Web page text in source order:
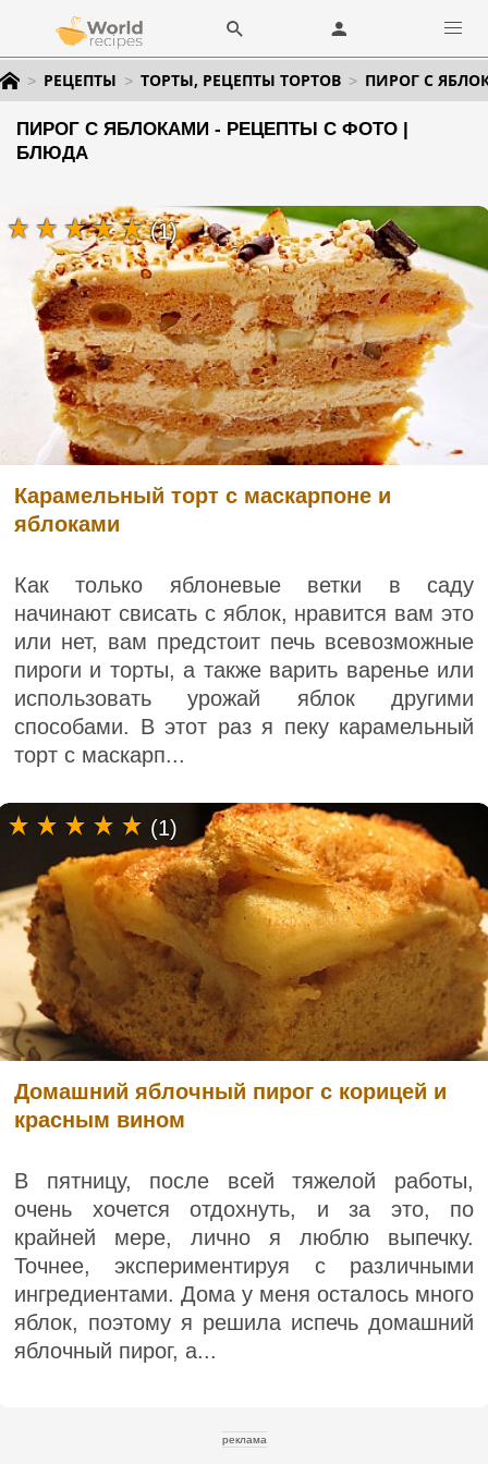
РЕЦЕПТЫ ТОРТЫ, РЕЦЕПТЫ ТОРТОВ ПИРОГ С
ПИРОГ С ЯБЛОКАМИ - РЕЦЕПТЫ С ФОТО |
БЛЮДА
Карамельный торт с маскарпоне и
яблоками
Как только яблоневые ветки в саду
начинают свисать с яблок, нравится вам это
или нет, вам предстоит печь всевозможные
пироги и торты, а также варить варенье или
использовать урожай яблок другими
способами. В этот раз я пеку карамельный
торт с маскарп...
(1)
Домашний яблочный пирог с корицей и
красным вином
В пятницу, после всей тяжелой работы,
очень хочется отдохнуть, и за это, по
крайней мере, лично я люблю выпечку.
Точнее, экспериментируя с различными
ингредиентами. Дома у меня осталось много
яблок, поэтому я решила испечь домашний
яблочный пирог, а...
(1)
реклама